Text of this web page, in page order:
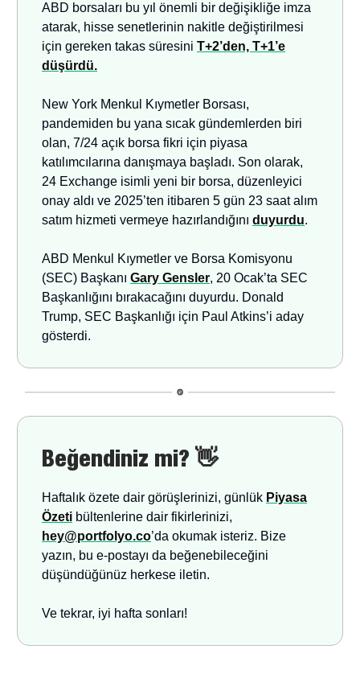
ABD borsaları bu yıl önemli bir değişikliğe imza
atarak, hisse senetlerinin nakitle değiştirilmesi
için gereken takas süresini T+2’den, T+1’e
düşürdü.
New York Menkul Kıymetler Borsası,
pandemiden bu yana sıcak gündemlerden biri
olan, 7/24 açık borsa fikri için piyasa
katılımcılarına danışmaya başladı. Son olarak,
24 Exchange isimli yeni bir borsa, düzenleyici
onay aldı ve 2025’ten itibaren 5 gün 23 saat alım
satım hizmeti vermeye hazırlandığını duyurdu.
ABD Menkul Kıymetler ve Borsa Komisyonu
(SEC) Başkanı Gary Gensler, 20 Ocak’ta SEC
Başkanlığını bırakacağını duyurdu. Donald
Trump, SEC Başkanlığı için Paul Atkins’i aday
gösterdi.
Beğendiniz mi? 👋
Haftalık özete dair görüşlerinizi, günlük Piyasa
Özeti bültenlerine dair fikirlerinizi,
hey@portfolyo.co’da okumak isteriz. Bize
yazın, bu e-postayı da beğenebileceğini
düşündüğünüz herkese iletin.
Ve tekrar, iyi hafta sonları!